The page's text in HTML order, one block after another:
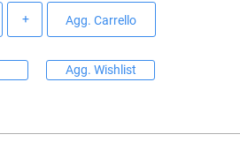
Agg. Carrello
Agg. Wishlist